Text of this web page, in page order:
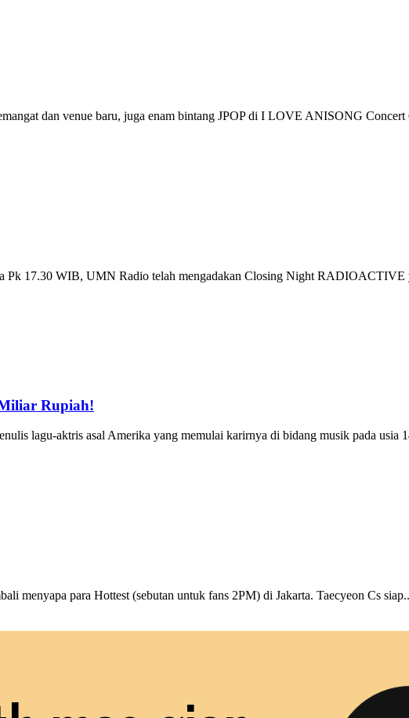
dan venue baru, juga enam bintang JPOP di I LOVE ANISONG
Pk 17.30 WIB, UMN Radio telah mengadakan Closing Night RADIOACTIVE
Rupiah!
lagu-aktris asal Amerika yang memulai karirnya di bidang musik pada usia
menyapa para Hottest (sebutan untuk fans 2PM) di Jakarta. Taecyeon Cs